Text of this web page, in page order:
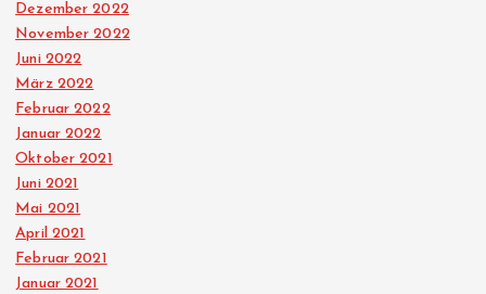
Dezember 2022
November 2022
Juni 2022
März 2022
Februar 2022
Januar 2022
Oktober 2021
Juni 2021
Mai 2021
April 2021
Februar 2021
Januar 2021